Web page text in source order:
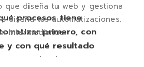
procesos tiene
primero, con
y con qué resultado
el caso con
que diseña tu web y gestiona
diseña tus automatizaciones.
intermediarios.